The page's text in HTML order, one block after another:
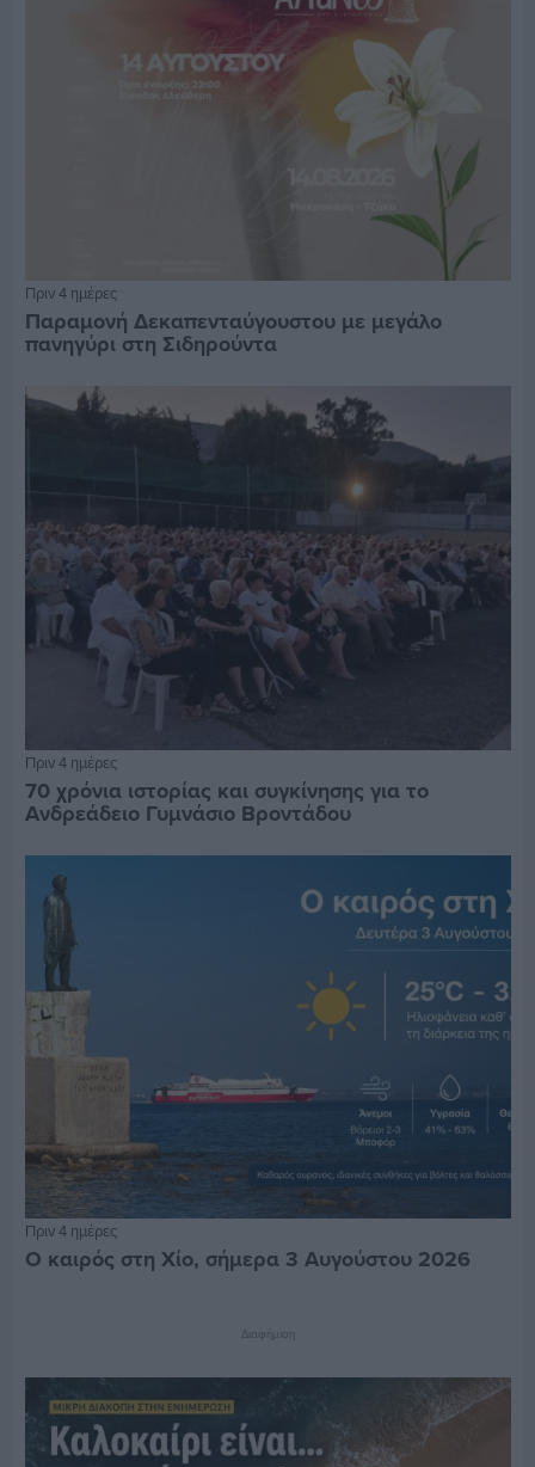
Πριν 4 ημέρες
Παραμονή Δεκαπενταύγουστου με μεγάλο
πανηγύρι στη Σιδηρούντα
Πριν 4 ημέρες
70 χρόνια ιστορίας και συγκίνησης για το
Ανδρεάδειο Γυμνάσιο Βροντάδου
Πριν 4 ημέρες
Ο καιρός στη Χίο, σήμερα 3 Αυγούστου 2026
Διαφήμιση